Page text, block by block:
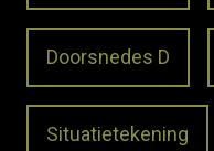
Doorsnedes D
Situatietekening